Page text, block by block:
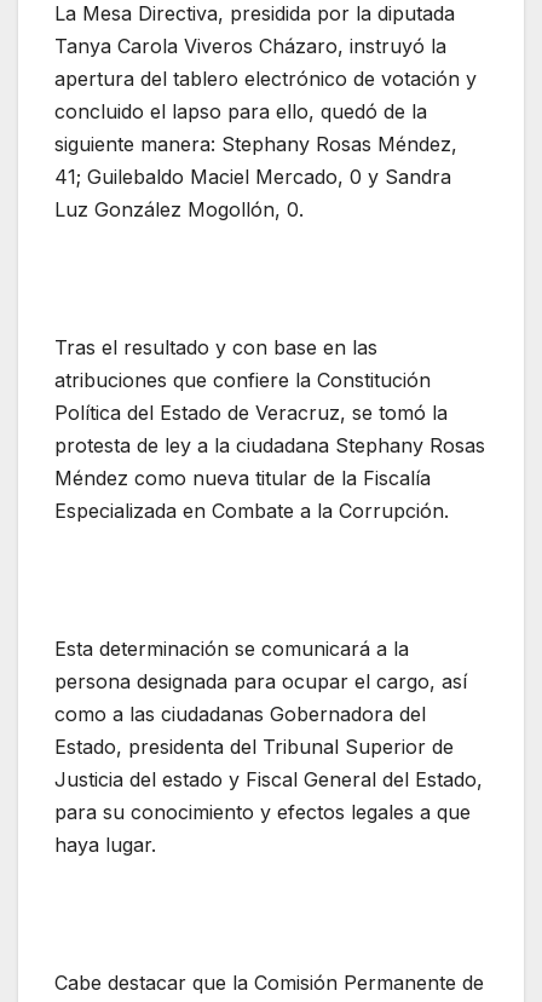
La Mesa Directiva, presidida por la diputada
Tanya Carola Viveros Cházaro, instruyó la
apertura del tablero electrónico de votación y
concluido el lapso para ello, quedó de la
siguiente manera: Stephany Rosas Méndez,
41; Guilebaldo Maciel Mercado, 0 y Sandra
Luz González Mogollón, 0.
Tras el resultado y con base en las
atribuciones que confiere la Constitución
Política del Estado de Veracruz, se tomó la
protesta de ley a la ciudadana Stephany Rosas
Méndez como nueva titular de la Fiscalía
Especializada en Combate a la Corrupción.
Esta determinación se comunicará a la
persona designada para ocupar el cargo, así
como a las ciudadanas Gobernadora del
Estado, presidenta del Tribunal Superior de
Justicia del estado y Fiscal General del Estado,
para su conocimiento y efectos legales a que
haya lugar.
Cabe destacar que la Comisión Permanente de